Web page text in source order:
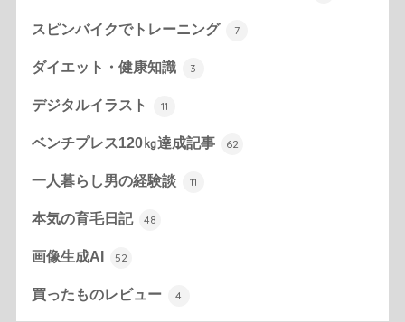
スピンバイクでトレーニング 7
ダイエット・健康知識 3
デジタルイラスト 11
ベンチプレス120㎏達成記事 62
一人暮らし男の経験談 11
本気の育毛日記 48
画像生成AI 52
買ったものレビュー 4